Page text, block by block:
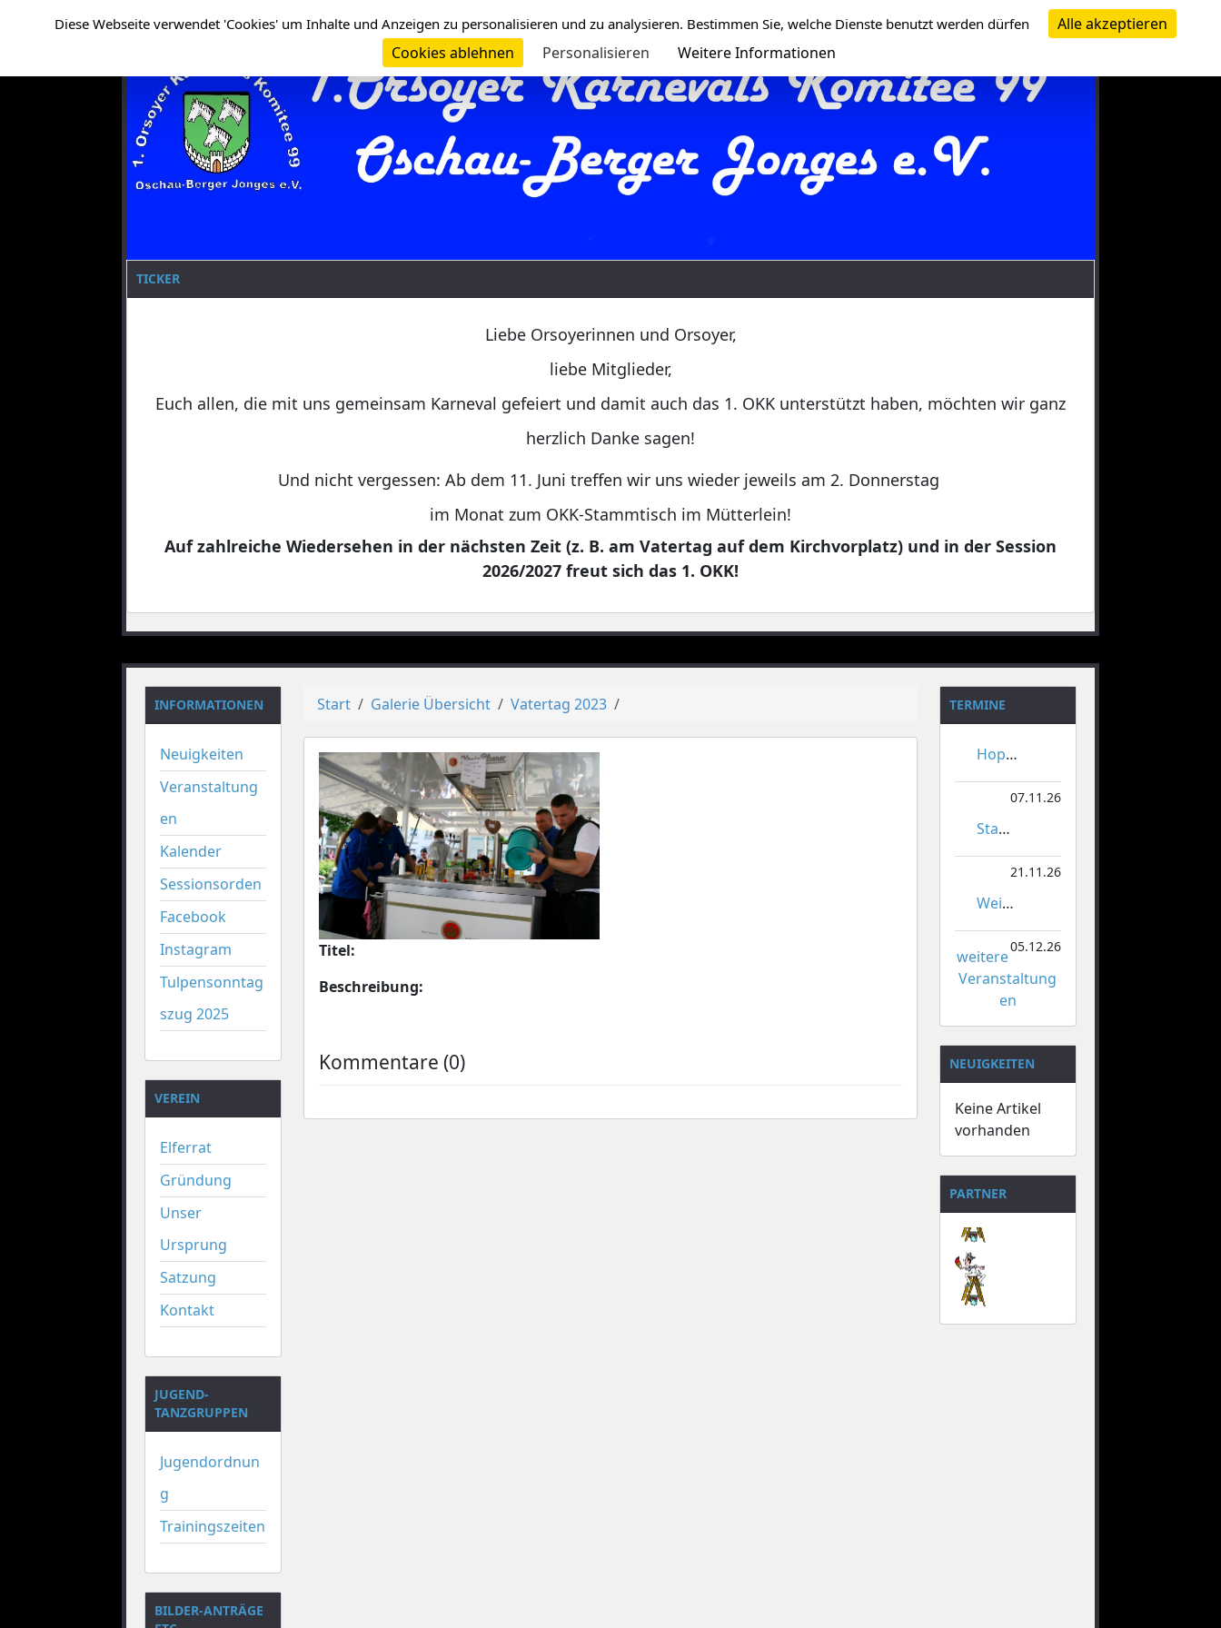
TICKER
Liebe Orsoyerinnen und Orsoyer,
liebe Mitglieder,
Euch allen, die mit uns gemeinsam Karneval gefeiert und damit auch das 1. OKK unterstützt haben, möchten wir ganz
herzlich Danke sagen!
Und nicht vergessen: Ab dem 11. Juni treffen wir uns wieder jeweils am 2. Donnerstag
im Monat zum OKK-Stammtisch im Mütterlein!
Auf zahlreiche Wiedersehen in der nächsten Zeit (z. B. am Vatertag auf dem Kirchvorplatz) und in der Session
2026/2027 freut sich das 1. OKK!
INFORMATIONEN
Neuigkeiten
Veranstaltung
en
Kalender
Sessionsorden
Facebook
Instagram
Tulpensonntag
szug 2025
VEREIN
Elferrat
Gründung
Unser
Ursprung
Satzung
Kontakt
JUGEND-
TANZGRUPPEN
Jugendordnun
g
Trainingszeiten
BILDER-ANTRÄGE
Start Galerie Übersicht Vatertag 2023
Titel:
Beschreibung:
Kommentare (0)
TERMINE
Hoppeditzerwachen
07.11.26
Stadtmeisterschaften im Gardetanz
21.11.26
Weihnachtsmarkt Orsoy
05.12.26
weitere
Veranstaltung
en
NEUIGKEITEN
Keine Artikel
vorhanden
PARTNER
Diese Webseite verwendet 'Cookies' um Inhalte und Anzeigen zu personalisieren und zu analysieren. Bestimmen Sie, welche Dienste benutzt werden dürfen
Alle akzeptieren
Cookies ablehnen
Personalisieren Weitere Informationen